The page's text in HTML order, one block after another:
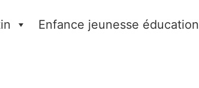
Enfance jeunesse éducation